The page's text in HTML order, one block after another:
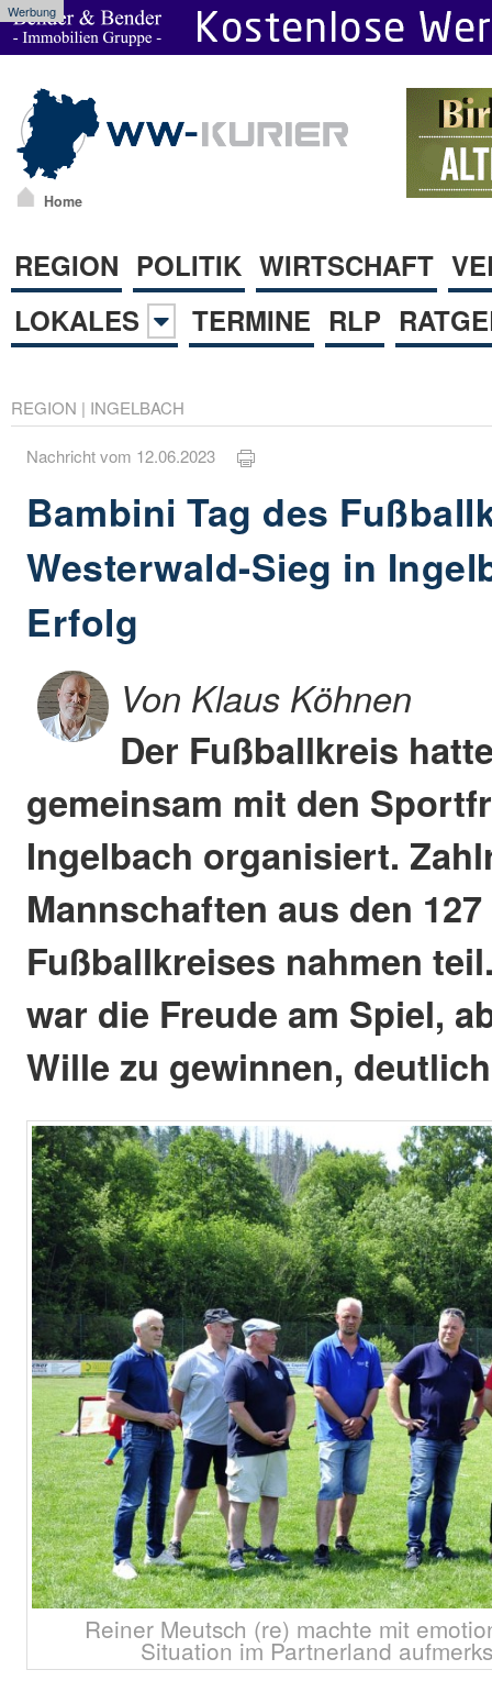
Werbung
Home
REGION POLITIK WIRTSCHAFT
LOKALES
TERMINE RLP
REGION | INGELBACH
Nachricht vom 12.06.2023
Bambini Tag des
Westerwald-Sieg in
Erfolg
Von Klaus Köhnen
Der Fußballkreis
gemeinsam mit den
Ingelbach organisiert.
Mannschaften aus den
Fußballkreises nahmen
war die Freude am Spiel,
Wille zu gewinnen,
Reiner Meutsch (re) machte mit
Situation im Partnerland